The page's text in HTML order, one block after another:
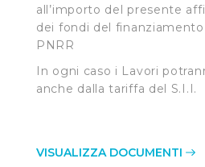
all’importo del presente
dei fondi del
PNRR
In ogni caso i Lavori
anche dalla tariffa del S.I.I.
VISUALIZZA DOCUMENTI